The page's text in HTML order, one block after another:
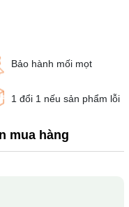
Bảo hành mối mọt
1 đổi 1 nếu sản phẩm lỗi
mua hàng